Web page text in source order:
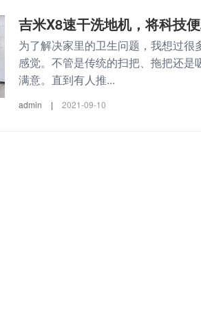
吉米X8速干洗地机，将科技
为了解决家里的卫生问题，我想过
感觉。不管是传统的扫把、拖把还
满意。直到有人推...
admin | 2021-09-10